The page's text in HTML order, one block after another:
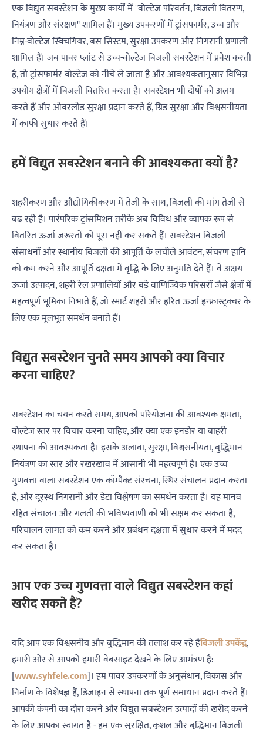
एक विद्युत सबस्टेशन के मुख्य कार्यों में "वोल्टेज परिवर्तन, बिजली वितरण,
नियंत्रण और संरक्षण" शामिल हैं। मुख्य उपकरणों में ट्रांसफार्मर, उच्च और
निम्न-वोल्टेज स्विचगियर, बस सिस्टम, सुरक्षा उपकरण और निगरानी प्रणाली
शामिल हैं। जब पावर प्लांट से उच्च-वोल्टेज बिजली सबस्टेशन में प्रवेश करती
है, तो ट्रांसफार्मर वोल्टेज को नीचे ले जाता है और आवश्यकतानुसार विभिन्न
उपयोग क्षेत्रों में बिजली वितरित करता है। सबस्टेशन भी दोषों को अलग
करते हैं और ओवरलोड सुरक्षा प्रदान करते हैं, ग्रिड सुरक्षा और विश्वसनीयता
में काफी सुधार करते हैं।
हमें विद्युत सबस्टेशन बनाने की आवश्यकता क्यों है?
शहरीकरण और औद्योगिकीकरण में तेजी के साथ, बिजली की मांग तेजी से
बढ़ रही है। पारंपरिक ट्रांसमिशन तरीके अब विविध और व्यापक रूप से
वितरित ऊर्जा जरूरतों को पूरा नहीं कर सकते हैं। सबस्टेशन बिजली
संसाधनों और स्थानीय बिजली की आपूर्ति के लचीले आवंटन, संचरण हानि
को कम करने और आपूर्ति दक्षता में वृद्धि के लिए अनुमति देते हैं। वे अक्षय
ऊर्जा उत्पादन, शहरी रेल प्रणालियों और बड़े वाणिज्यिक परिसरों जैसे क्षेत्रों में
महत्वपूर्ण भूमिका निभाते हैं, जो स्मार्ट शहरों और हरित ऊर्जा इन्फ्रास्ट्रक्चर के
लिए एक मूलभूत समर्थन बनाते हैं।
विद्युत सबस्टेशन चुनते समय आपको क्या विचार
करना चाहिए?
सबस्टेशन का चयन करते समय, आपको परियोजना की आवश्यक क्षमता,
वोल्टेज स्तर पर विचार करना चाहिए, और क्या एक इनडोर या बाहरी
स्थापना की आवश्यकता है। इसके अलावा, सुरक्षा, विश्वसनीयता, बुद्धिमान
नियंत्रण का स्तर और रखरखाव में आसानी भी महत्वपूर्ण है। एक उच्च
गुणवत्ता वाला सबस्टेशन एक कॉम्पैक्ट संरचना, स्थिर संचालन प्रदान करता
है, और दूरस्थ निगरानी और डेटा विश्लेषण का समर्थन करता है। यह मानव
रहित संचालन और गलती की भविष्यवाणी को भी सक्षम कर सकता है,
परिचालन लागत को कम करने और प्रबंधन दक्षता में सुधार करने में मदद
कर सकता है।
आप एक उच्च गुणवत्ता वाले विद्युत सबस्टेशन कहां
खरीद सकते हैं?
यदि आप एक विश्वसनीय और बुद्धिमान की तलाश कर रहे हैंबिजली उपकेंद्र,
हमारी ओर से आपको हमारी वेबसाइट देखने के लिए आमंत्रण है:
[www.syhfele.com]। हम पावर उपकरणों के अनुसंधान, विकास और
निर्माण के विशेषज्ञ हैं, डिजाइन से स्थापना तक पूर्ण समाधान प्रदान करते हैं।
आपकी कंपनी का दौरा करने और विद्युत सबस्टेशन उत्पादों की खरीद करने